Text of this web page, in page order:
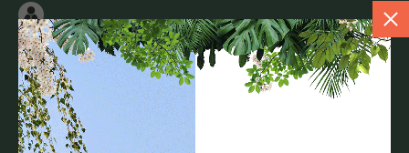
Pikniková deka a set
budova 16
po-pá 9.00-19.00 hod.